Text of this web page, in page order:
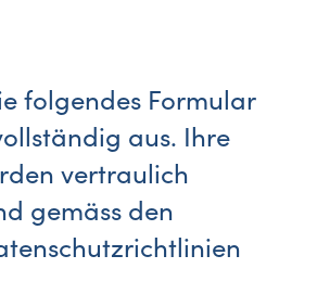
folgendes Formular
aus. Ihre
vertraulich
gemäss den